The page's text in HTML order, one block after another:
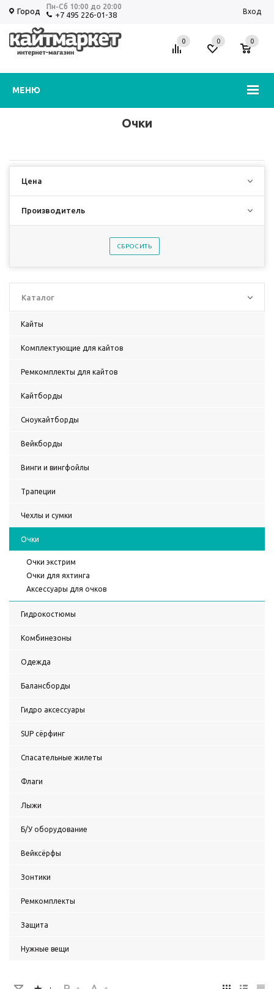
Город
Пн-Сб 10:00 до 20:00
+7 495 226-01-38 Вход
МЕНЮ
0 0
0
Очки
Цена
Производитель
СБРОСИТЬ
Каталог
Кайты
Комплектующие для кайтов
Ремкомплекты для кайтов
Кайтборды
Сноукайтборды
Вейкборды
Винги и вингфойлы
Трапеции
Чехлы и сумки
Очки
Очки экстрим
Очки для яхтинга
Аксессуары для очков
Гидрокостюмы
Комбинезоны
Одежда
Балансборды
Гидро аксессуары
SUP сёрфинг
Спасательные жилеты
Флаги
Лыжи
Б/У оборудование
Вейксёрфы
Зонтики
Ремкомплекты
Защита
Нужные вещи